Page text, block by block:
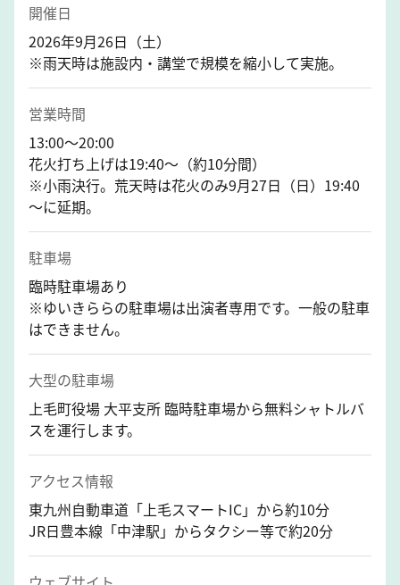
開催日
2026年9月26日（土）
※雨天時は施設内・講堂で規模を縮小して実施。
営業時間
13:00～20:00
花火打ち上げは19:40～（約10分間）
※小雨決行。荒天時は花火のみ9月27日（日）19:40
～に延期。
駐車場
臨時駐車場あり
※ゆいきららの駐車場は出演者専用です。一般の駐車
はできません。
大型の駐車場
上毛町役場 大平支所 臨時駐車場から無料シャトルバ
スを運行します。
アクセス情報
東九州自動車道「上毛スマートIC」から約10分
JR日豊本線「中津駅」からタクシー等で約20分